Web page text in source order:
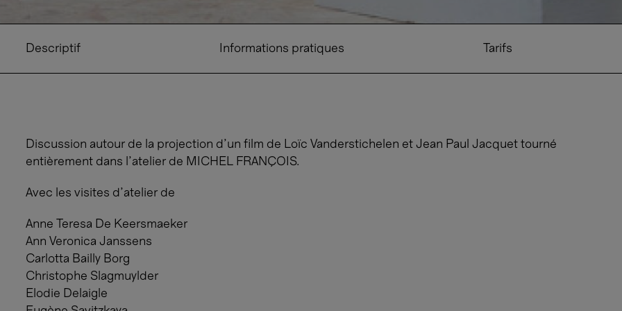
Descriptif Informations pratiques Tarifs
Discussion autour de la projection d’un film de Loïc Vanderstichelen et Jean Paul Jacquet tourné
entièrement dans l’atelier de MICHEL FRANÇOIS.
Avec les visites d'atelier de
Anne Teresa De Keersmaeker
Ann Veronica Janssens
Carlotta Bailly Borg
Christophe Slagmuylder
Elodie Delaigle